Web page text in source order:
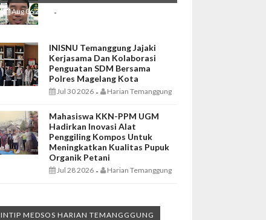
Aug 06 2026 -
INISNU Temanggung Jajaki
Kerjasama Dan Kolaborasi
Penguatan SDM Bersama
Polres Magelang Kota
Jul 30 2026 - Harian Temanggung
Mahasiswa KKN-PPM UGM
Hadirkan Inovasi Alat
Penggiling Kompos Untuk
Meningkatkan Kualitas Pupuk
Organik Petani
Jul 28 2026 - Harian Temanggung
INTIP MEDSOS HARIAN TEMANGGGUNG